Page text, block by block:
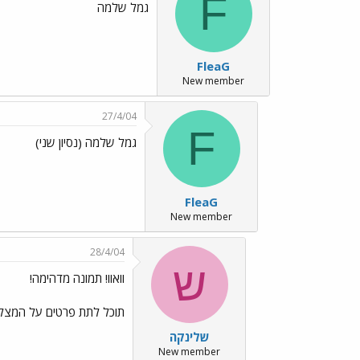
F
FleaG
New member
גמל שלמה
F
FleaG
New member
27/4/04
גמל שלמה (נסיון שני)
ש
שלינקה
New member
28/4/04
וואוו! תמונה מדהימה!
תוכל לתת פרטים על